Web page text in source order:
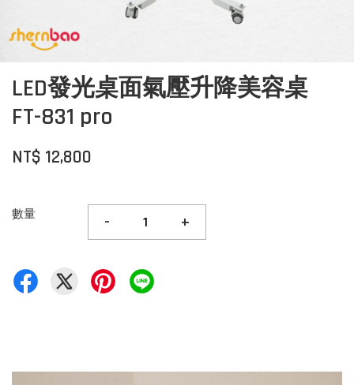
LED發光桌面氣壓升降美容桌
FT-831 pro
NT$ 12,800
數量 - +